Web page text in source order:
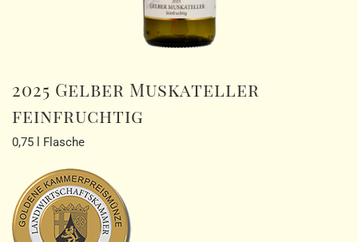
2025 Gelber Muskateller
feinfruchtig
0,75 l Flasche